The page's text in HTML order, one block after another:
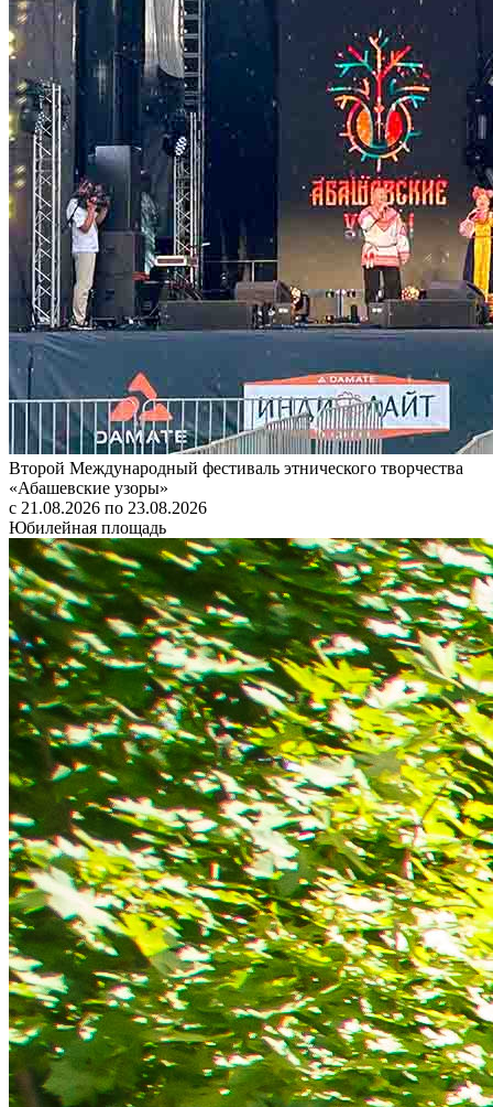
Второй Международный фестиваль этнического творчества
«Абашевские узоры»
с 21.08.2026 по 23.08.2026
Юбилейная площадь